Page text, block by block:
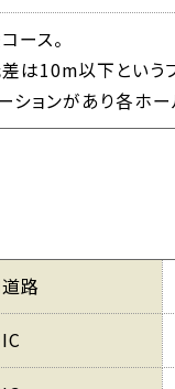
ース。
は10m以下という
ションがあり各ホ
路